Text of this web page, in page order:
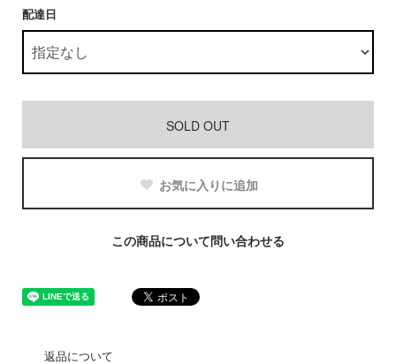
配達日
SOLD OUT
お気に入りに追加
この商品について問い合わせる
返品について